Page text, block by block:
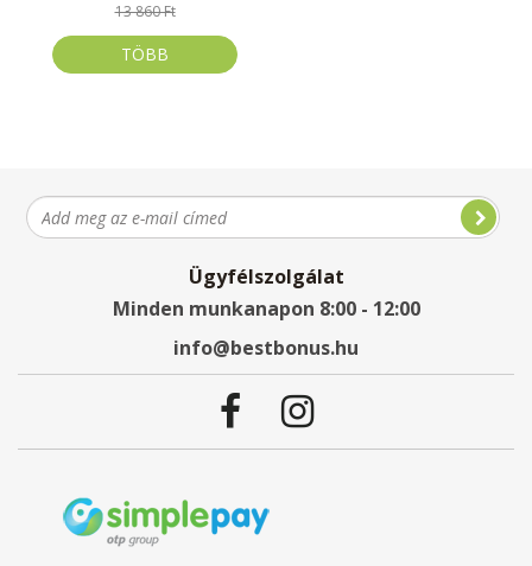
13 860 Ft
TÖBB
Ügyfélszolgálat
Minden munkanapon 8:00 - 12:00
info@bestbonus.hu